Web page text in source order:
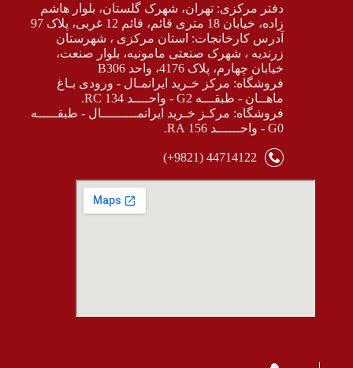
دفتر مرکزی: تهران، شهرک گلستان، بلوار هاشم
زاده، خیابان 18 متری قائم، قائم 12 غربی، پلاک 97
آدرس کارخانجات: استان مرکزی ، شهرستان
زرندیه ، شهرک صنعتی مامونیه، بلوار صنعت،
خیابان چهارم، پلاک 4176، واحد B306
فروشگاه: مرکز خـرید ایرانمـال - ورودی بـاغ
ماهــان - طبقـــه G2 - واحــــد 134 RC.
فروشگاه: مرکـز خـرید ایرانمـــــــــال - طبقـــــه
G0 - واحــــــد 156 RA.
44714122 (9821+)